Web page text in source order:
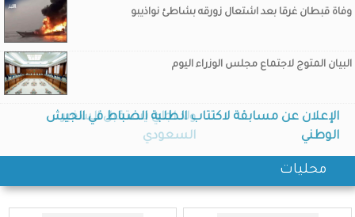
وفاة قبطان غرقا بعد اشتعال زورقه بشاطئ نواذيبو
البيان المتوج لاجتماع مجلس الوزراء اليوم
ولد اجاي يستقبل السفير
السعودي
محليات